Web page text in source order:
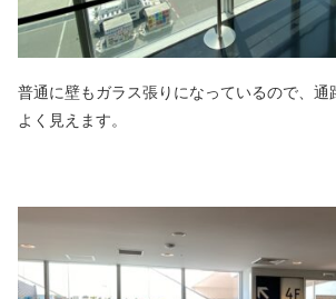
普通に壁もガラス張りになっているので、通
よく見えます。